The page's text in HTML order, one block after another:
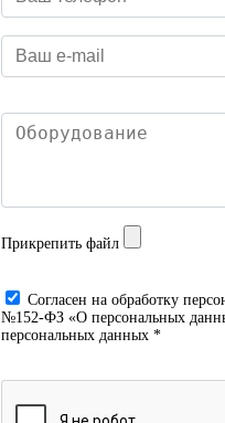
Прикрепить файл
Cогласен на обработку
№152-ФЗ «О персональных
персональных данных *